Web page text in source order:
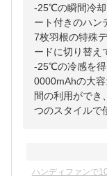
-25℃の瞬間冷却
ート付きのハン
7枚羽根の特殊
ードに切り替え
-25℃の冷感を得
0000mAhの大
間の利用ができ
つのスタイルで
ハンディファンで